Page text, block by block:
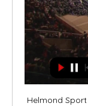
Helmond